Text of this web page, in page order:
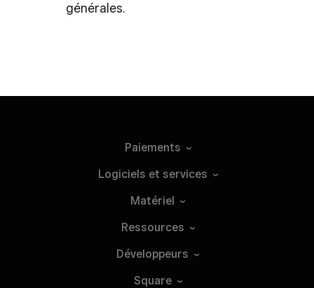
générales.
Paiements
Logiciels et services
Matériel
Ressources
Développeurs
Square